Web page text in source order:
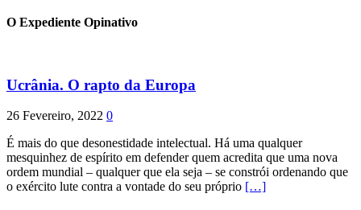
O Expediente Opinativo
Ucrânia. O rapto da Europa
26 Fevereiro, 2022 0
É mais do que desonestidade intelectual. Há uma qualquer
mesquinhez de espírito em defender quem acredita que uma nova
ordem mundial – qualquer que ela seja – se constrói ordenando que
o exército lute contra a vontade do seu próprio […]